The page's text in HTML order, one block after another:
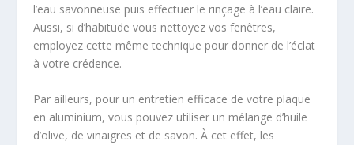
l’eau savonneuse puis effectuer le rinçage à l’eau claire.
Aussi, si d’habitude vous nettoyez vos fenêtres,
employez cette même technique pour donner de l’éclat
à votre crédence.
Par ailleurs, pour un entretien efficace de votre plaque
en aluminium, vous pouvez utiliser un mélange d’huile
d’olive, de vinaigres et de savon. À cet effet, les